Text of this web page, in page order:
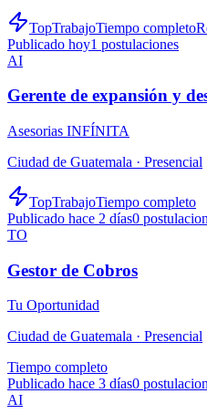
TopTrabajoTiempo completo
Publicado hoy1 postulaciones
AI
Gerente de expansión y
Asesorias INFÍNITA
Ciudad de Guatemala · Presencial
TopTrabajoTiempo completo
Publicado hace 2 días0
TO
Gestor de Cobros
Tu Oportunidad
Ciudad de Guatemala · Presencial
Tiempo completo
Publicado hace 3 días0
AI